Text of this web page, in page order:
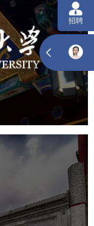
招聘
高校网站建设
建设